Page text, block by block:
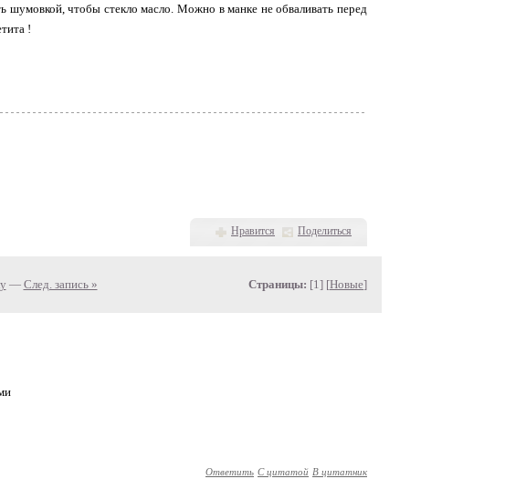
шумовкой, чтобы стекло масло. Можно в манке не обваливать перед
!
Нравится Поделиться
— След. запись » Страницы: [1] [Новые]
Ответить С цитатой В цитатник